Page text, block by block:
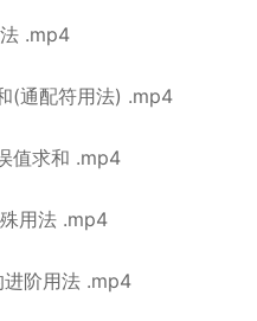
法 .mp4
(通配符用法) .mp4
值求和 .mp4
殊用法 .mp4
进阶用法 .mp4